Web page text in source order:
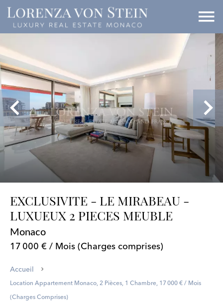
EXCLUSIVITE - LE MIRABEAU -
LUXUEUX 2 PIECES MEUBLE
Monaco
17 000 € / Mois (Charges comprises)
Accueil
Location Appartement Monaco, 2 Pièces, 1 Chambre, 17 000 € / Mois
(Charges Comprises)